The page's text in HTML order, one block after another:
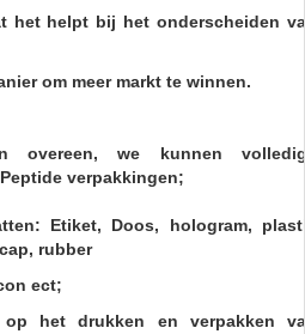
het helpt bij het onderscheiden
om meer markt te winnen.
overeen, we kunnen
verpakkingen;
Etiket, Doos, hologram,
rubber
ect;
het drukken en verpakken